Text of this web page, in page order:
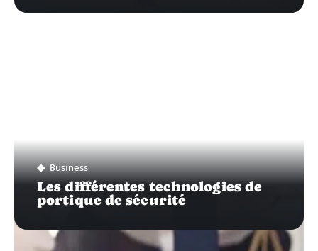
Business
Les différentes technologies de
portique de sécurité